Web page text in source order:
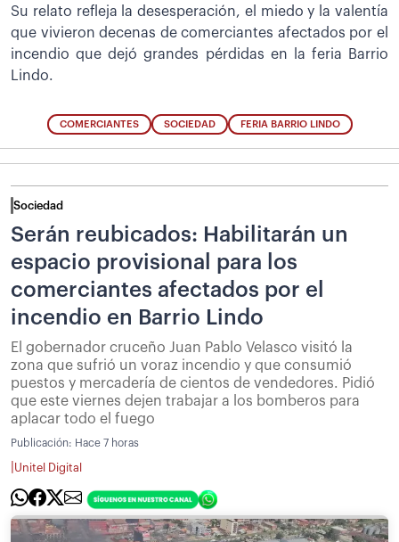
Su relato refleja la desesperación, el miedo y la valentía
que vivieron decenas de comerciantes afectados por el
incendio que dejó grandes pérdidas en la feria Barrio
Lindo.
COMERCIANTES SOCIEDAD FERIA BARRIO LINDO
Sociedad
Serán reubicados: Habilitarán un
espacio provisional para los
comerciantes afectados por el
incendio en Barrio Lindo
El gobernador cruceño Juan Pablo Velasco visitó la
zona que sufrió un voraz incendio y que consumió
puestos y mercadería de cientos de vendedores. Pidió
que este viernes dejen trabajar a los bomberos para
aplacar todo el fuego
Publicación: Hace 7 horas
Unitel Digital